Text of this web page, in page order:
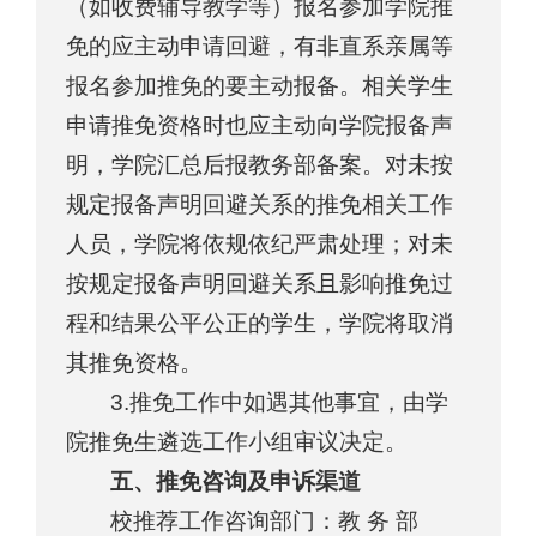
（如收费辅导教学等）报名参加学院推
免的应主动申请回避，有非直系亲属等
报名参加推免的要主动报备。相关学生
申请推免资格时也应主动向学院报备声
明，学院汇总后报教务部备案。对未按
规定报备声明回避关系的推免相关工作
人员，学院将依规依纪严肃处理；对未
按规定报备声明回避关系且影响推免过
程和结果公平公正的学生，学院将取消
其推免资格。
3.推免工作中如遇其他事宜，由学
院推免生遴选工作小组审议决定。
五、推免咨询及申诉渠道
校推荐工作咨询部门：教 务 部